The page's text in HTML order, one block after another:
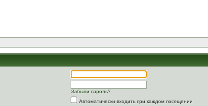
Забыли пароль?
Автоматически входить при каждом посещении